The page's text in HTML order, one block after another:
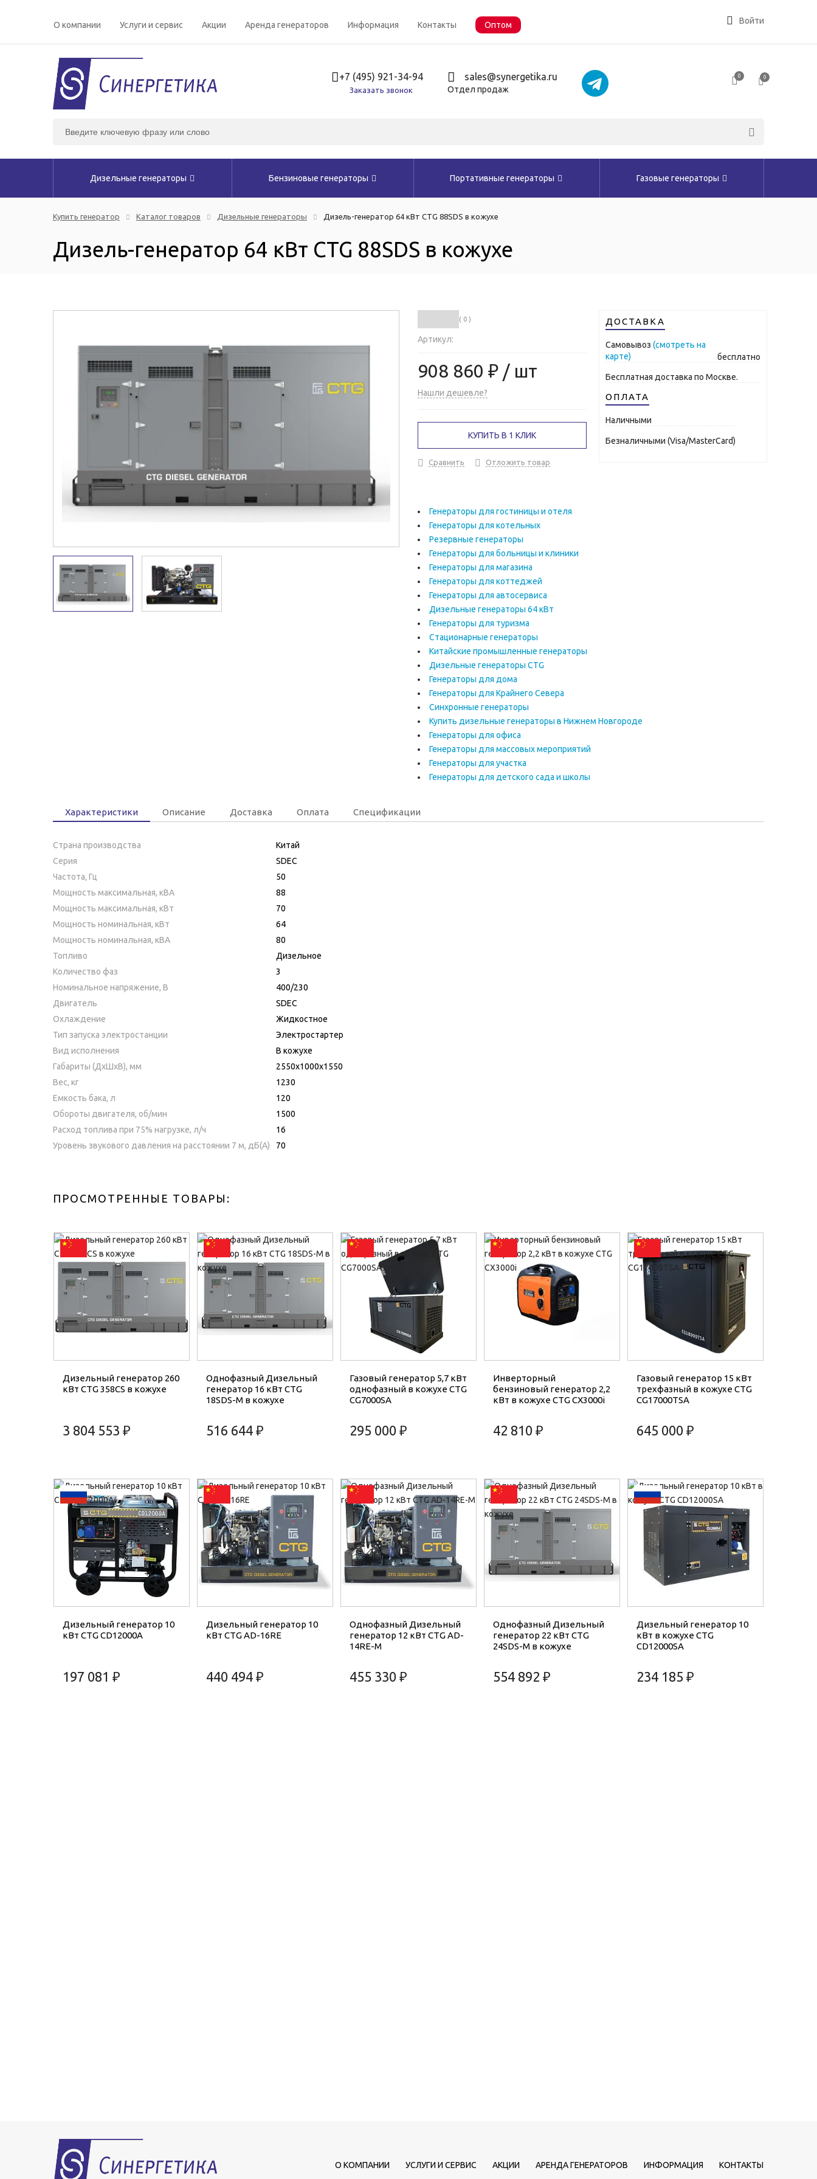
О компании Услуги и сервис Акции Аренда генераторов Информация Контакты Оптом Войти
+7 (495) 921-34-94
Заказать звонок
sales@synergetika.ru
Отдел продаж
0 0
Дизельные генераторы Бензиновые генераторы Портативные генераторы Газовые генераторы
Купить генератор Каталог товаров Дизельные генераторы Дизель-генератор 64 кВт CTG 88SDS в кожухе
Дизель-генератор 64 кВт CTG 88SDS в кожухе
( 0 )
Артикул:
908 860 ₽ / шт
Нашли дешевле?
КУПИТЬ В 1 КЛИК
Сравнить Отложить товар
ДОСТАВКА
Самовывоз (смотреть на
карте)
бесплатно
Бесплатная доставка по Москве.
ОПЛАТА
Наличными
Безналичными (Visa/MasterCard)
Генераторы для гостиницы и отеля
Генераторы для котельных
Резервные генераторы
Генераторы для больницы и клиники
Генераторы для магазина
Генераторы для коттеджей
Генераторы для автосервиса
Дизельные генераторы 64 кВт
Генераторы для туризма
Стационарные генераторы
Китайские промышленные генераторы
Дизельные генераторы CTG
Генераторы для дома
Генераторы для Крайнего Севера
Синхронные генераторы
Купить дизельные генераторы в Нижнем Новгороде
Генераторы для офиса
Генераторы для массовых мероприятий
Генераторы для участка
Генераторы для детского сада и школы
Характеристики Описание Доставка Оплата Спецификации
Страна производства
Китай
Серия
SDEC
Частота, Гц
50
Мощность максимальная, кВA
88
Мощность максимальная, кВт
70
Мощность номинальная, кВт
64
Мощность номинальная, кВА
80
Топливо
Дизельное
Количество фаз
3
Номинальное напряжение, В
400/230
Двигатель
SDEC
Охлаждение
Жидкостное
Тип запуска электростанции
Электростартер
Вид исполнения
В кожухе
Габариты (ДхШхВ), мм
2550х1000х1550
Вес, кг
1230
Емкость бака, л
120
Обороты двигателя, об/мин
1500
Расход топлива при 75% нагрузке, л/ч
16
Уровень звукового давления на расстоянии 7 м, дБ(A)
70
ПРОСМОТРЕННЫЕ ТОВАРЫ:
Дизельный генератор 260
кВт CTG 358CS в кожухе
3 804 553 ₽
Однофазный Дизельный
генератор 16 кВт CTG
18SDS-M в кожухе
516 644 ₽
Газовый генератор 5,7 кВт
однофазный в кожухе CTG
CG7000SA
295 000 ₽
Инверторный
бензиновый генератор 2,2
кВт в кожухе CTG CX3000i
42 810 ₽
Газовый генератор 15 кВт
трехфазный в кожухе CTG
CG17000TSA
645 000 ₽
Дизельный генератор 10
кВт CTG CD12000A
197 081 ₽
Дизельный генератор 10
кВт CTG AD-16RE
440 494 ₽
Однофазный Дизельный
генератор 12 кВт CTG AD-
14RE-M
455 330 ₽
Однофазный Дизельный
генератор 22 кВт CTG
24SDS-M в кожухе
554 892 ₽
Дизельный генератор 10
кВт в кожухе CTG
CD12000SA
234 185 ₽
О КОМПАНИИ УСЛУГИ И СЕРВИС АКЦИИ АРЕНДА ГЕНЕРАТОРОВ ИНФОРМАЦИЯ КОНТАКТЫ